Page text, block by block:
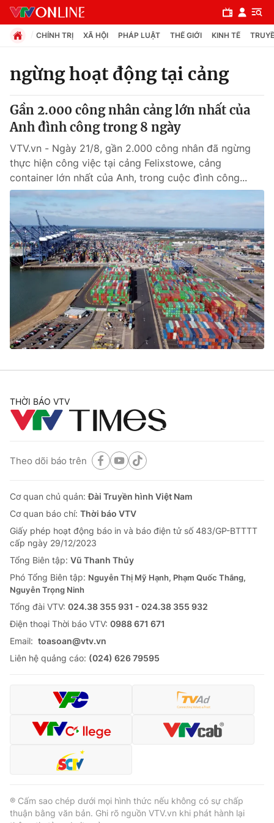
Chuyên mục
Chính trị
Xã hội
Pháp luật
Y tế
Thế giới
Thế giới đó đây
Câu chuyện quốc tế
Kinh tế
Tài chính
Thị trường
Góc doanh nghiệp
Dữ liệu và đời sống
Truyền hình
Phim VTV
Hậu trường
Giải sao mai
Giải trí
Điện ảnh
Âm nhạc
Du lịch
Làm đẹp
Chất lượng cuộc sống
Tuyển sinh
Học trực tuyến
Công nghệ
Hitech Công nghệ tương lai
Sản phẩm
Thị trường
Tư vấn
Giao lưu trực tuyến
Lịch phát sóng
Chuyên mục khác
Emagazine Podcast
Video Shorts video
VTV Money
VTV Sức khoẻ Bất động sản
CHÍNH TRỊ XÃ HỘI PHÁP LUẬT THẾ GIỚI KINH TẾ
ngừng hoạt động tại cảng
Gần 2.000 công nhân cảng lớn nhất của
Anh đình công trong 8 ngày
VTV.vn - Ngày 21/8, gần 2.000 công nhân đã ngừng
thực hiện công việc tại cảng Felixstowe, cảng
container lớn nhất của Anh, trong cuộc đình công...
THỜI BÁO VTV
Theo dõi báo trên
Cơ quan chủ quản:Đài Truyền hình Việt Nam
Cơ quan báo chí: Thời báo VTV
Giấy phép hoạt động báo in và báo điện tử số 483/GP-BTTTT
cấp ngày 29/12/2023
Tổng Biên tập: Vũ Thanh Thủy
Phó Tổng Biên tập: Nguyễn Thị Mỹ Hạnh, Phạm Quốc Thắng,
Nguyễn Trọng Ninh
Tổng đài VTV: 024.38 355 931 - 024.38 355 932
Ðiện thoại Thời báo VTV: 0988 671 671
Email: toasoan@vtv.vn
Liên hệ quảng cáo: (024) 626 79595
® Cấm sao chép dưới mọi hình thức nếu không có sự chấp
thuận bằng văn bản. Ghi rõ nguồn VTV.vn khi phát hành lại